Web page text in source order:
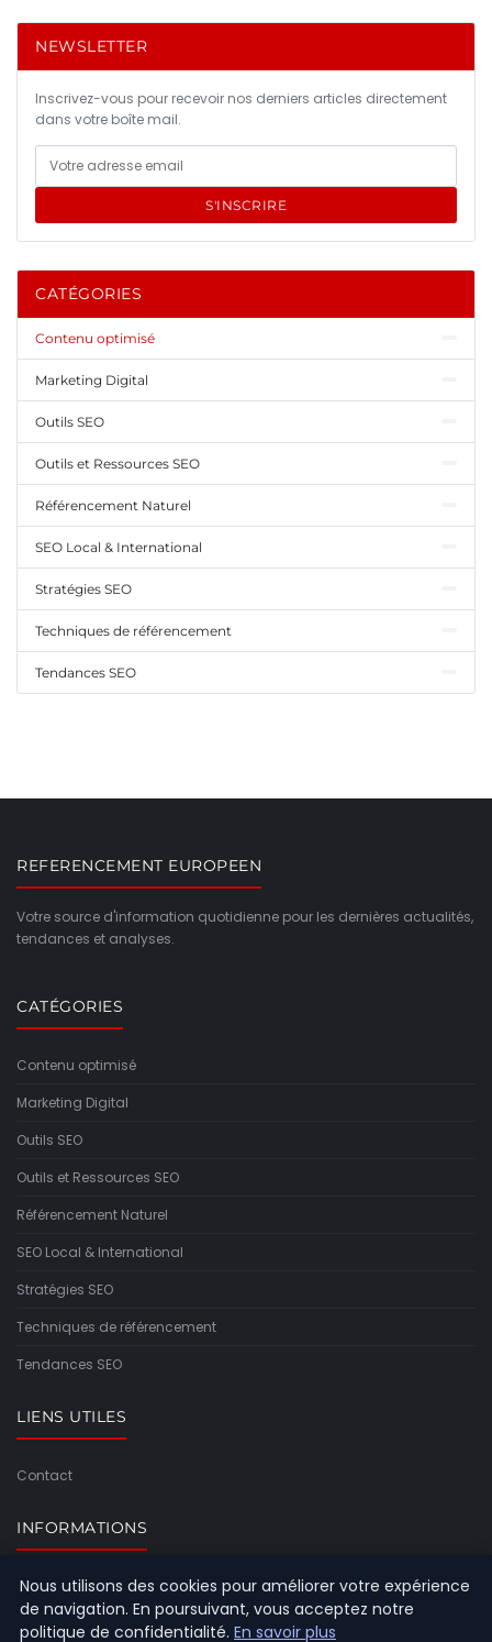
NEWSLETTER
Inscrivez-vous pour recevoir nos derniers articles directement
dans votre boîte mail.
S'INSCRIRE
CATÉGORIES
Contenu optimisé
Marketing Digital
Outils SEO
Outils et Ressources SEO
Référencement Naturel
SEO Local & International
Stratégies SEO
Techniques de référencement
Tendances SEO
REFERENCEMENT EUROPEEN
Votre source d'information quotidienne pour les dernières actualités,
tendances et analyses.
CATÉGORIES
Contenu optimisé
Marketing Digital
Outils SEO
Outils et Ressources SEO
Référencement Naturel
SEO Local & International
Stratégies SEO
Techniques de référencement
Tendances SEO
LIENS UTILES
Contact
INFORMATIONS
Plan du site
Nous utilisons des cookies pour améliorer votre expérience
de navigation. En poursuivant, vous acceptez notre
politique de confidentialité. En savoir plus